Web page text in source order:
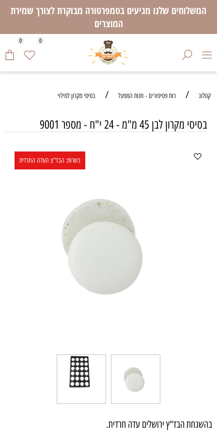
המשלוחים שלנו מגיעים בטמפרטורה מבוקרת לצורך שמירת
המוצרים
0 0
קטלוג / רות פטיפורים - חנות המפעל / בסיסי מקרון למילוי
בסיסי מקרון לבן 45 מ"מ - 24 י"ח - מספר 9001
כשרות: הבד"צ העדה החרדית
בהשגחת הבד"ץ ירושלים עדה חרדית.